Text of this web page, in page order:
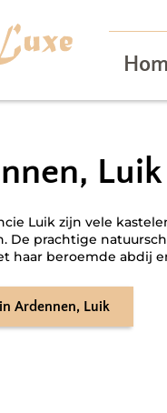
Luik
Luik zijn vele
De prachtige
haar beroemde abdij
in Ardennen, Luik